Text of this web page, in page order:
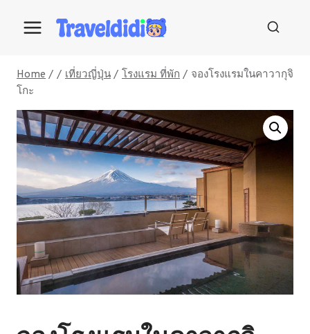
Home / / เที่ยวญี่ปุ่น / โรงแรม ที่พัก / จองโรงแรมในคาวากุจิ
โกะ